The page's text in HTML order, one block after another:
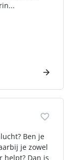
Ben je
je zowel
helpt? Dan is